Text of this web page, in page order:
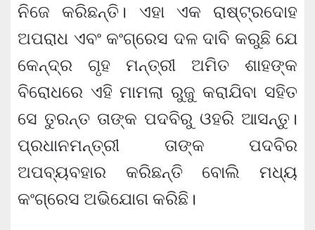
ନିଜେ କରିଛନ୍ତି। ଏହା ଏକ ରାଷ୍ଟ୍ରଦୋହ
ଅପରାଧ ଏବଂ କଂଗ୍ରେସ ଦଳ ଦାବି କରୁଛି ଯେ
କେନ୍ଦ୍ର ଗୃହ ମନ୍ତ୍ରୀ ଅମିତ ଶାହଙ୍କ
ବିରୋଧରେ ଏହି ମାମଲା ରୁଜୁ କରାଯିବା ସହିତ
ସେ ତୁରନ୍ତ ତାଙ୍କ ପଦବିରୁ ଓହରି ଆସନ୍ତୁ।
ପ୍ରଧାନମନ୍ତ୍ରୀ ତାଙ୍କ ପଦବିର
ଅପବ୍ୟବହାର କରିଛନ୍ତି ବୋଲି ମଧ୍ୟ
କଂଗ୍ରେସ ଅଭିଯୋଗ କରିଛି।